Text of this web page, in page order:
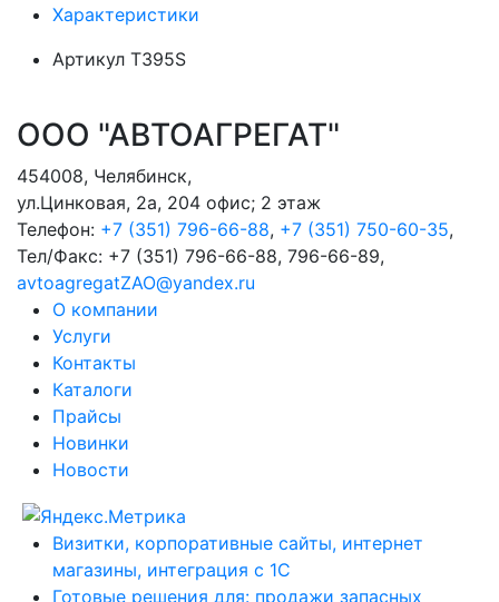
Характеристики
Артикул Т395S
ООО "АВТОАГРЕГАТ"
454008, Челябинск,
ул.Цинковая, 2а, 204 офис; 2 этаж
Телефон: +7 (351) 796-66-88, +7 (351) 750-60-35,
Тел/Факс: +7 (351) 796-66-88, 796-66-89,
avtoagregatZAO@yandex.ru
О компании
Услуги
Контакты
Каталоги
Прайсы
Новинки
Новости
Визитки, корпоративные сайты, интернет
магазины, интеграция с 1С
Готовые решения для: продажи запасных